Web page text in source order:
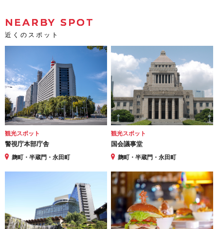
NEARBY SPOT
近くのスポット
観光スポット
警視庁本部庁舎
麹町・半蔵門・永田町
観光スポット
国会議事堂
麹町・半蔵門・永田町